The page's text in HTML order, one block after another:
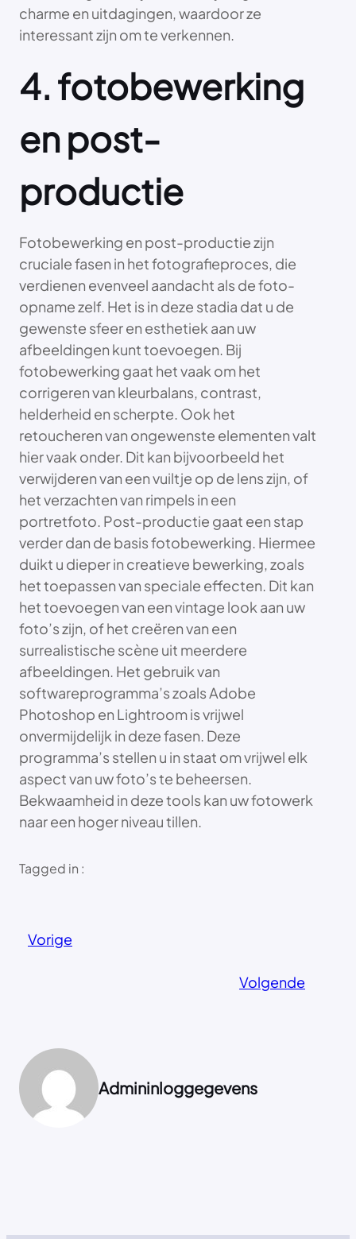
charme en uitdagingen, waardoor ze
interessant zijn om te verkennen.
4. fotobewerking
en post-
productie
Fotobewerking en post-productie zijn
cruciale fasen in het fotografieproces, die
verdienen evenveel aandacht als de foto-
opname zelf. Het is in deze stadia dat u de
gewenste sfeer en esthetiek aan uw
afbeeldingen kunt toevoegen. Bij
fotobewerking gaat het vaak om het
corrigeren van kleurbalans, contrast,
helderheid en scherpte. Ook het
retoucheren van ongewenste elementen valt
hier vaak onder. Dit kan bijvoorbeeld het
verwijderen van een vuiltje op de lens zijn, of
het verzachten van rimpels in een
portretfoto. Post-productie gaat een stap
verder dan de basis fotobewerking. Hiermee
duikt u dieper in creatieve bewerking, zoals
het toepassen van speciale effecten. Dit kan
het toevoegen van een vintage look aan uw
foto’s zijn, of het creëren van een
surrealistische scène uit meerdere
afbeeldingen. Het gebruik van
softwareprogramma’s zoals Adobe
Photoshop en Lightroom is vrijwel
onvermijdelijk in deze fasen. Deze
programma’s stellen u in staat om vrijwel elk
aspect van uw foto’s te beheersen.
Bekwaamheid in deze tools kan uw fotowerk
naar een hoger niveau tillen.
Tagged in :
Vorige
Volgende
Admininloggegevens